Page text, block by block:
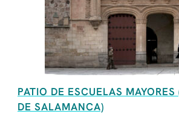
PATIO DE ESCUELAS
DE SALAMANCA)